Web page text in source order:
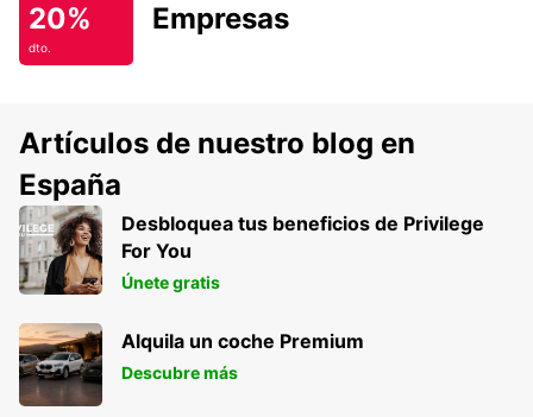
20%
dto.
Empresas
Artículos de nuestro blog en
España
Desbloquea tus beneficios de Privilege
For You
Únete gratis
Alquila un coche Premium
Descubre más